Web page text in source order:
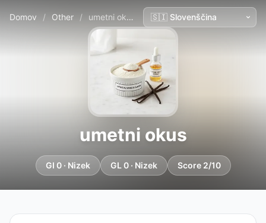
Domov / Other / umetni okus
umetni okus
GI 0 · Nizek GL 0 · Nizek Score 2/10